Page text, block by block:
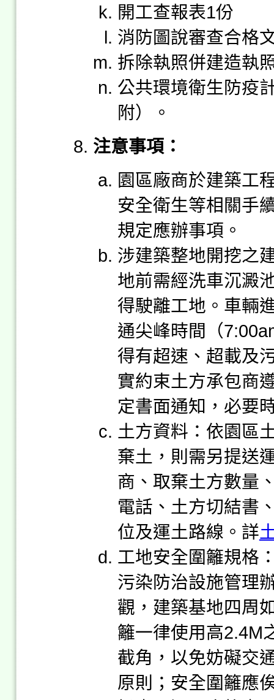
開工查報表1份
消防圖說審查合格
拆除執照併建造執
公共環境衛生防疫
附）。
注意事項：
園區廠商於建築工
安全衛生等相關手
規定應辦事項。
涉建築整地開挖之
地前需經洗車沉澱
得駛離工地。車輛
通尖峰時間（
得有超速、超載及
實約束土方承包商
定書面通知，必要
土方資料：依園區
棄土，則需另提送
商、取棄土方數量
電話、土方切結書
位及運土路線。詳
工地安全圍籬規格
污染防治設施管理
觀，建築基地四周
籬一律使用高2.4M
截角，以免妨礙交
原則；安全圍籬應